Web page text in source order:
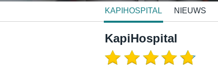
KAPIHOSPITAL NIEUWS
KapiHospital